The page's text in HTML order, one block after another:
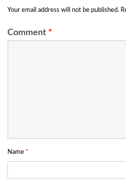
Your email address will not be published.
Comment *
Name *